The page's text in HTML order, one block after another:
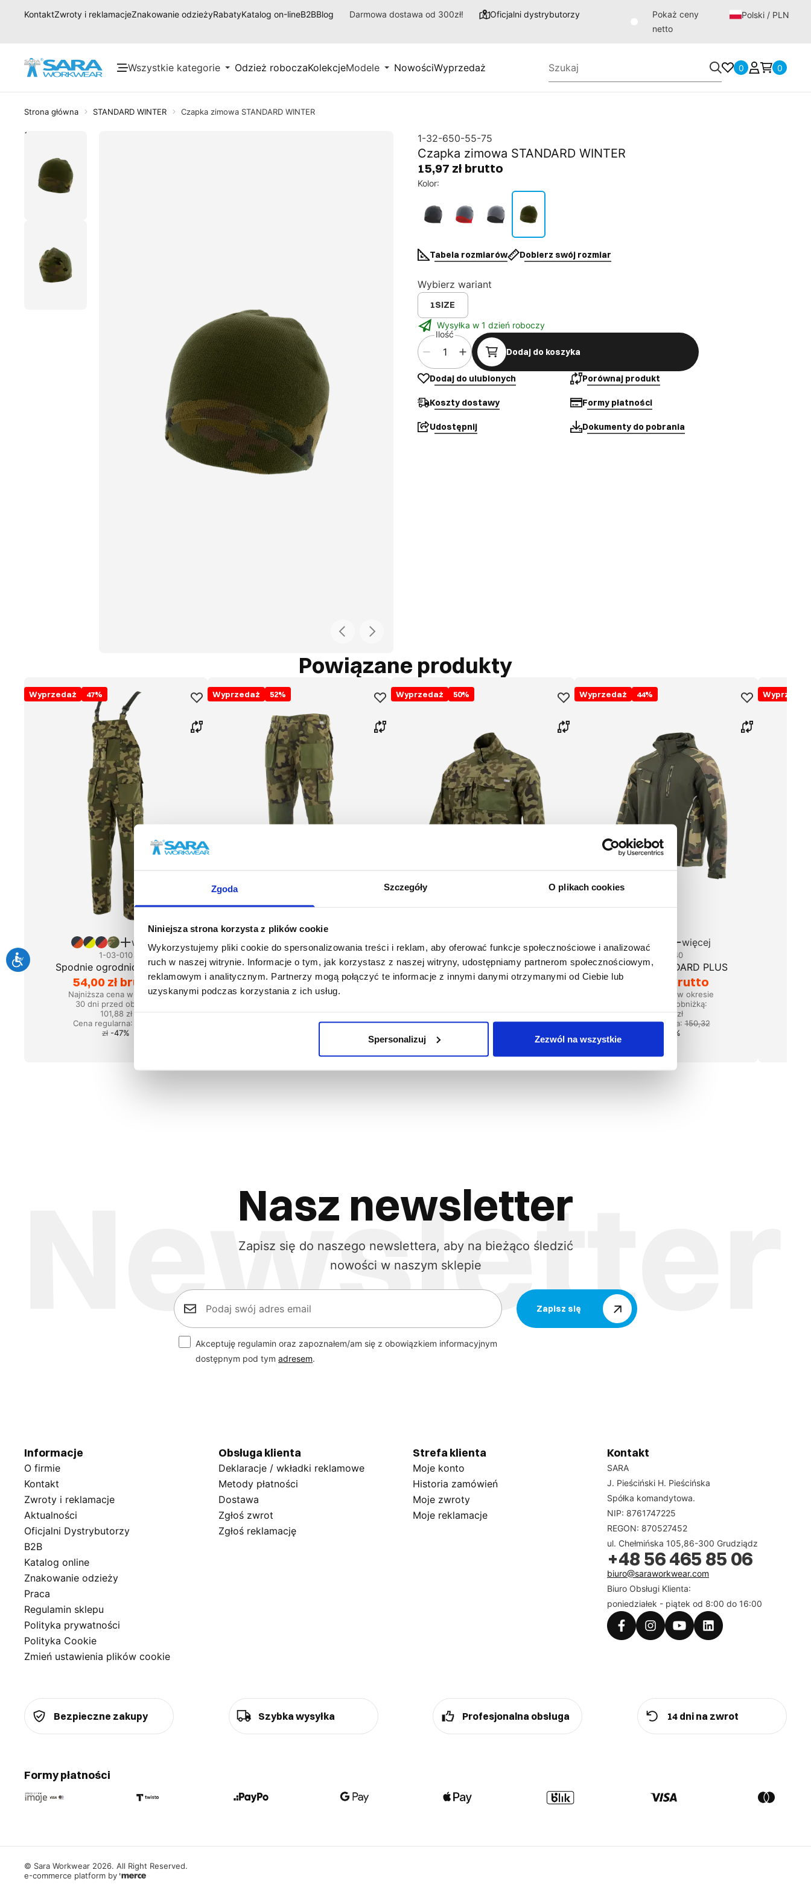
Zgoda Szczegóły O plikach cookies
Niniejsza strona korzysta z plików cookie
Wykorzystujemy pliki cookie do spersonalizowania treści i reklam, aby oferować funkcje społecznościowe i analizować
ruch w naszej witrynie. Informacje o tym, jak korzystasz z naszej witryny, udostępniamy partnerom społecznościowym,
reklamowym i analitycznym. Partnerzy mogą połączyć te informacje z innymi danymi otrzymanymi od Ciebie lub
uzyskanymi podczas korzystania z ich usług.
Spersonalizuj Zezwól na wszystkie
KontaktZwroty i reklamacjeZnakowanie odzieżyRabatyKatalog on-lineB2BBlog Darmowa dostawa od 300zł! Oficjalni dystrybutorzy
Pokaż ceny
netto
Polski / PLN
Wszystkie kategorie Odzież roboczaKolekcjeModele NowościWyprzedaż 0 0
Strona główna STANDARD WINTER Czapka zimowa STANDARD WINTER
1-32-650-55-75
Czapka zimowa STANDARD WINTER
15,97 zł brutto
Kolor:
Tabela rozmiarów Dobierz swój rozmiar
Wybierz wariant
1SIZE
Wysyłka w 1 dzień roboczy
Ilość
Dodaj do koszyka
Dodaj do ulubionych Porównaj produkt
Koszty dostawy Formy płatności
Udostępnij Dokumenty do pobrania
Powiązane produkty
Wyprzedaż 47%
więcej
1-03-010
Spodnie ogrodniczki KING
54,00 zł brutto
Najniższa cena w okresie
30 dni przed obniżką:
101,88 zł
Cena regularna:
zł -47%
Wyprzedaż 52%
więcej
1-05-010
Spodnie do pasa KING
36,69 zł brutto
Najniższa cena w okresie
:76,44
Wyprzedaż 50%
1-04-010
Bluza KING
40,19 zł brutto
Cena regularna:80,37
Wyprzedaż 44%
więcej
1-13-640
Softshell STANDARD PLUS
84,18 zł brutto
Najniższa cena w okresie
30 dni przed obniżką:
150,32 zł
Cena regularna:150,32
%
Wyprzedaż
Nasz newsletter
Zapisz się do naszego newslettera, aby na bieżąco śledzić
nowości w naszym sklepie
Zapisz się
Akceptuję regulamin oraz zapoznałem/am się z obowiązkiem informacyjnym
dostępnym pod tym adresem.
Informacje
O firmie
Kontakt
Zwroty i reklamacje
Aktualności
Oficjalni Dystrybutorzy
B2B
Katalog online
Znakowanie odzieży
Praca
Regulamin sklepu
Polityka prywatności
Polityka Cookie
Zmień ustawienia plików cookie
Obsługa klienta
Deklaracje / wkładki reklamowe
Metody płatności
Dostawa
Zgłoś zwrot
Zgłoś reklamację
Strefa klienta
Moje konto
Historia zamówień
Moje zwroty
Moje reklamacje
Kontakt
SARA
J. Pieściński H. Pieścińska
Spółka komandytowa.
NIP: 8761747225
REGON: 870527452
ul. Chełmińska 105,86-300 Grudziądz
+48 56 465 85 06
biuro@saraworkwear.com
Biuro Obsługi Klienta:
poniedziałek - piątek od 8:00 do 16:00
Bezpieczne zakupy Szybka wysyłka Profesjonalna obsługa 14 dni na zwrot
Formy płatności
© Sara Workwear 2026. All Right Reserved.
e-commerce platform by